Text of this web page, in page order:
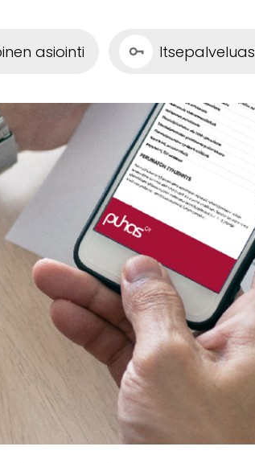
asiointi